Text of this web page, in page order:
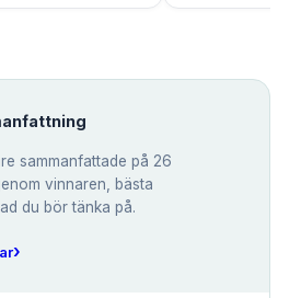
sammanfattade på 26
vinnaren, bästa
du bör tänka på.
›